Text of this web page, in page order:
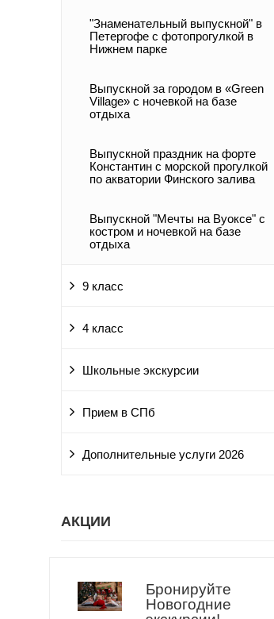
"Знаменательный выпускной" в
Петергофе с фотопрогулкой в
Нижнем парке
Выпускной за городом в «Green
Village» c ночевкой на базе
отдыха
Выпускной праздник на форте
Константин с морской прогулкой
по акватории Финского залива
Выпускной "Мечты на Вуоксе" с
костром и ночевкой на базе
отдыха
9 класс
4 класс
Школьные экскурсии
Прием в СПб
Дополнительные услуги 2026
АКЦИИ
Бронируйте
Новогодние